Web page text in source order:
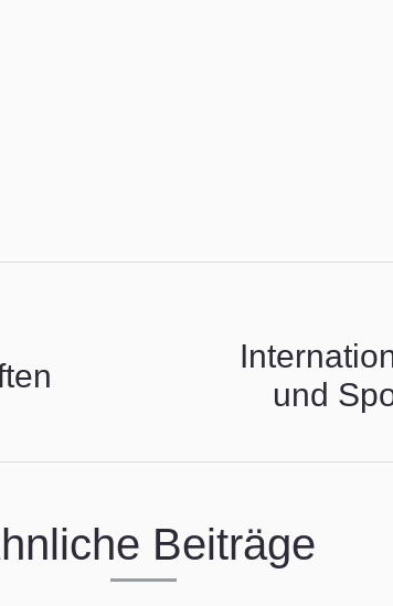
und
Beiträge